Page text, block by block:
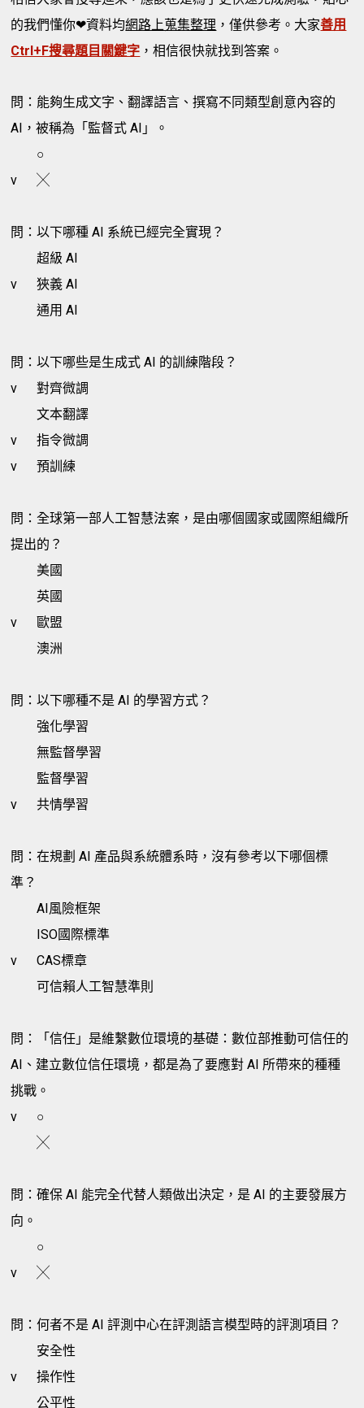
的我們懂你❤資料均網路上蒐集整理 ，僅供參考。大家善用
Ctrl+F搜尋題目關鍵字 ，相信很快就找到答案。
問：能夠生成文字、翻譯語言、撰寫不同類型創意內容的
AI，被稱為「監督式 AI」。
○
v
╳
問：以下哪種 AI 系統已經完全實現？
超級 AI
v
狹義 AI
通用 AI
問：以下哪些是生成式 AI 的訓練階段？
v
對齊微調
文本翻譯
v
指令微調
v
預訓練
問：全球第一部人工智慧法案，是由哪個國家或國際組織所
提出的？
美國
英國
v
歐盟
澳洲
問：以下哪種不是 AI 的學習方式？
強化學習
無監督學習
監督學習
v
共情學習
問：在規劃 AI 產品與系統體系時，沒有參考以下哪個標
準？
AI風險框架
ISO國際標準
v
CAS標章
可信賴人工智慧準則
問：「信任」是維繫數位環境的基礎：數位部推動可信任的
AI、建立數位信任環境，都是為了要應對 AI 所帶來的種種
挑戰。
v
○
╳
問：確保 AI 能完全代替人類做出決定，是 AI 的主要發展方
向。
○
v
╳
問：何者不是 AI 評測中心在評測語言模型時的評測項目？
安全性
v
操作性
公平性